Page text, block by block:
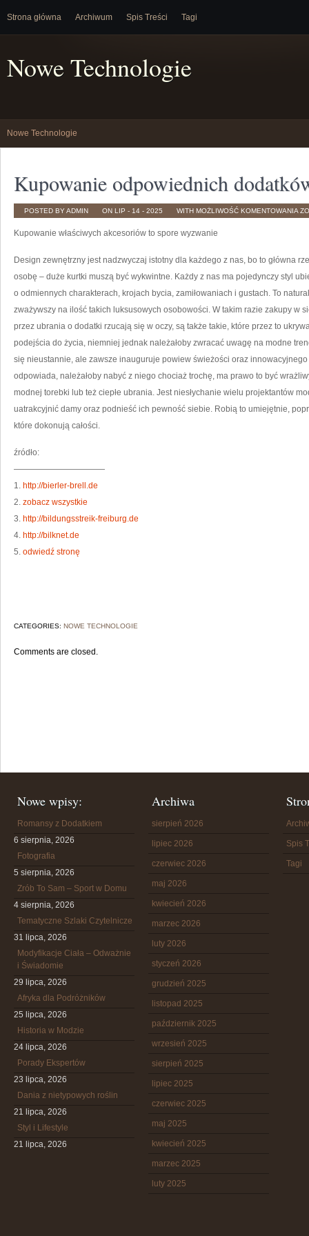
Strona główna Archiwum Spis Treści Tagi
Nowe Technologie
Nowe Technologie
Kupowanie odpowiednich
POSTED BY ADMIN ON LIP - 14 - 2025 WITH MOŻLIWOŚĆ KOMENTOWANIA
Kupowanie właściwych akcesoriów to spore wyzwanie
Design zewnętrzny jest nadzwyczaj istotny dla każdego z nas, bo to główna
osobę – duże kurtki muszą być wykwintne. Każdy z nas ma pojedynczy styl
o odmiennych charakterach, krojach bycia, zamiłowaniach i gustach. To
zważywszy na ilość takich luksusowych osobowości. W takim razie zakupy w
przez ubrania o dodatki rzucają się w oczy, są także takie, które przez to
podejścia do życia, niemniej jednak należałoby zwracać uwagę na modne
się nieustannie, ale zawsze inauguruje powiew świeżości oraz
odpowiada, należałoby nabyć z niego chociaż trochę, ma prawo to być
modnej torebki lub też ciepłe ubrania. Jest niesłychanie wielu projektantów
uatrakcyjnić damy oraz podnieść ich pewność siebie. Robią to umiejętnie,
które dokonują całości.
źródło:
———————————
1. http://bierler-brell.de
2. zobacz wszystkie
3. http://bildungsstreik-freiburg.de
4. http://bilknet.de
5. odwiedź stronę
CATEGORIES: NOWE TECHNOLOGIE
Comments are closed.
Nowe wpisy:
Romansy z Dodatkiem
6 sierpnia, 2026
Fotografia
5 sierpnia, 2026
Zrób To Sam – Sport w Domu
4 sierpnia, 2026
Tematyczne Szlaki Czytelnicze
31 lipca, 2026
Modyfikacje Ciała – Odważnie
i Świadomie
29 lipca, 2026
Afryka dla Podróżników
25 lipca, 2026
Historia w Modzie
24 lipca, 2026
Porady Ekspertów
23 lipca, 2026
Dania z nietypowych roślin
21 lipca, 2026
Styl i Lifestyle
21 lipca, 2026
Archiwa
sierpień 2026
lipiec 2026
czerwiec 2026
maj 2026
kwiecień 2026
marzec 2026
luty 2026
styczeń 2026
grudzień 2025
listopad 2025
październik 2025
wrzesień 2025
sierpień 2025
lipiec 2025
czerwiec 2025
maj 2025
kwiecień 2025
marzec 2025
luty 2025
Spis
Tagi